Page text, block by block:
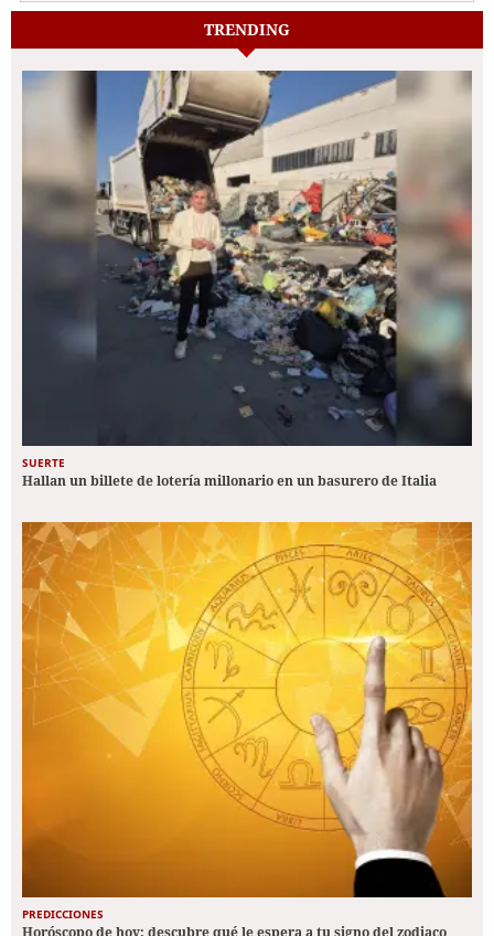
TRENDING
SUERTE
Hallan un billete de lotería millonario en un basurero de Italia
PREDICCIONES
Horóscopo de hoy: descubre qué le espera a tu signo del zodiaco